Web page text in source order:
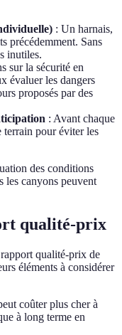
: Un harnais,
précédemment. Sans
inutiles.
sur la sécurité en
évaluer les dangers
proposés par des
: Avant chaque
terrain pour éviter les
des conditions
les canyons peuvent
qualité-prix
qualité-prix de
éléments à considérer
coûter plus cher à
à long terme en